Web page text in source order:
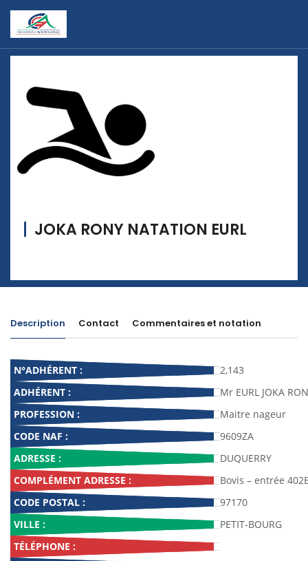
JOKA RONY NATATION EURL
Description Contact Commentaires et notation
N°ADHÉRENT :
2,143
ADHÉRENT :
Mr EURL JOKA
PROFESSION :
Maitre nageur
CODE NAF :
9609ZA
ADRESSE :
DUQUERRY
COMPLÉMENT ADRESSE :
Bovis – entrée
CODE POSTAL :
97170
VILLE :
PETIT-BOURG
TÉLÉPHONE :